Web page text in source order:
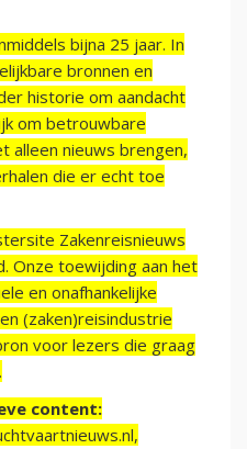
bijna 25 jaar. In
bronnen en
historie om aandacht
om betrouwbare
alleen nieuws brengen,
die er echt toe
Zakenreisnieuws
Onze toewijding aan het
en onafhankelijke
(zaken)reisindustrie
voor lezers die graag
content: